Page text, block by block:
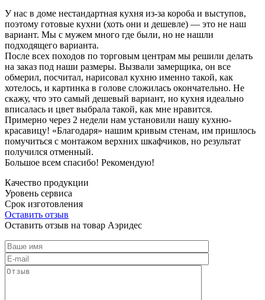
У нас в доме нестандартная кухня из-за короба и выступов,
поэтому готовые кухни (хоть они и дешевле) — это не наш
вариант. Мы с мужем много где были, но не нашли
подходящего варианта.
После всех походов по торговым центрам мы решили делать
на заказ под наши размеры. Вызвали замерщика, он все
обмерил, посчитал, нарисовал кухню именно такой, как
хотелось, и картинка в голове сложилась окончательно. Не
скажу, что это самый дешевый вариант, но кухня идеально
вписалась и цвет выбрала такой, как мне нравится.
Примерно через 2 недели нам установили нашу кухню-
красавицу! «Благодаря» нашим кривым стенам, им пришлось
помучиться с монтажом верхних шкафчиков, но результат
получился отменный.
Большое всем спасибо! Рекомендую!
Качество продукции
Уровень сервиса
Срок изготовления
Оставить отзыв
Оставить отзыв на товар Аэридес